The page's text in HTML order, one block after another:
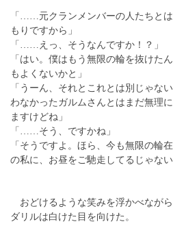
「……元クランメンバーの人たちと
もりですから」
「……えっ、そうなんですか！？」
「はい。僕はもう無限の輪を抜けた
もよくないかと」
「うーん、それとこれとは別じゃ
わなかったガルムさんとはまだ無理
ますけどね」
「……そう、ですかね」
「そうですよ。ほら、今も無限の輪
の私に、お昼をご馳走してるじゃない
おどけるような笑みを浮かべながら
ダリルは白けた目を向けた。